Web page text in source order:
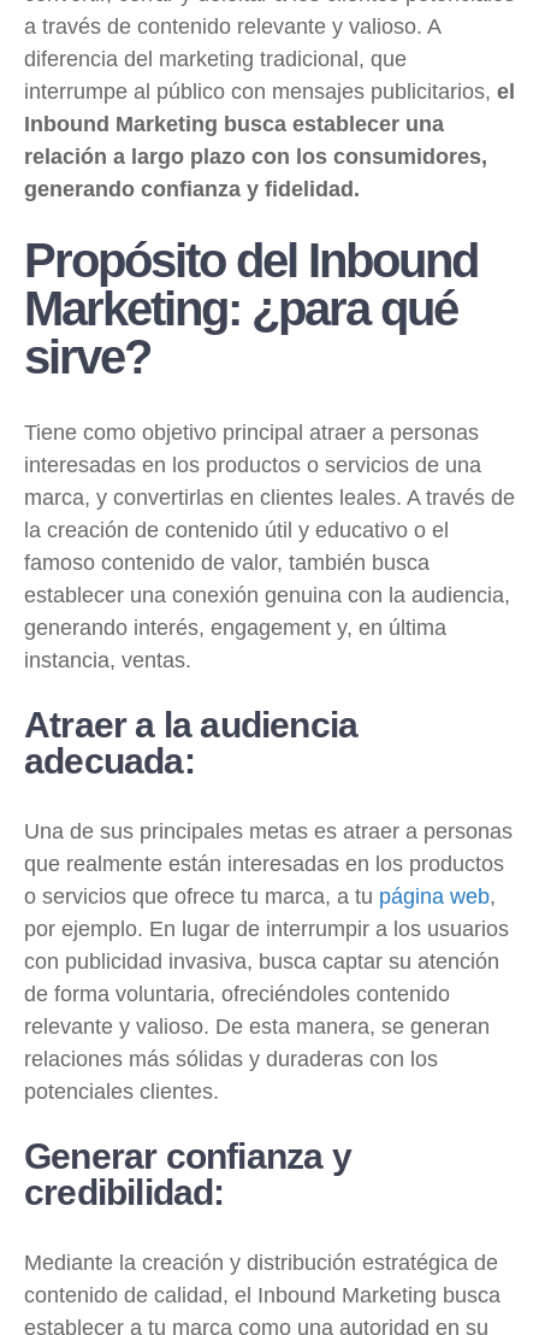
a través de contenido relevante y valioso. A
diferencia del marketing tradicional, que
interrumpe al público con mensajes publicitarios, el
Inbound Marketing busca establecer una
relación a largo plazo con los consumidores,
generando confianza y fidelidad.
Propósito del Inbound
Marketing: ¿para qué
sirve?
Tiene como objetivo principal atraer a personas
interesadas en los productos o servicios de una
marca, y convertirlas en clientes leales. A través de
la creación de contenido útil y educativo o el
famoso contenido de valor, también busca
establecer una conexión genuina con la audiencia,
generando interés, engagement y, en última
instancia, ventas.
Atraer a la audiencia
adecuada:
Una de sus principales metas es atraer a personas
que realmente están interesadas en los productos
o servicios que ofrece tu marca, a tu página web,
por ejemplo. En lugar de interrumpir a los usuarios
con publicidad invasiva, busca captar su atención
de forma voluntaria, ofreciéndoles contenido
relevante y valioso. De esta manera, se generan
relaciones más sólidas y duraderas con los
potenciales clientes.
Generar confianza y
credibilidad:
Mediante la creación y distribución estratégica de
contenido de calidad, el Inbound Marketing busca
establecer a tu marca como una autoridad en su